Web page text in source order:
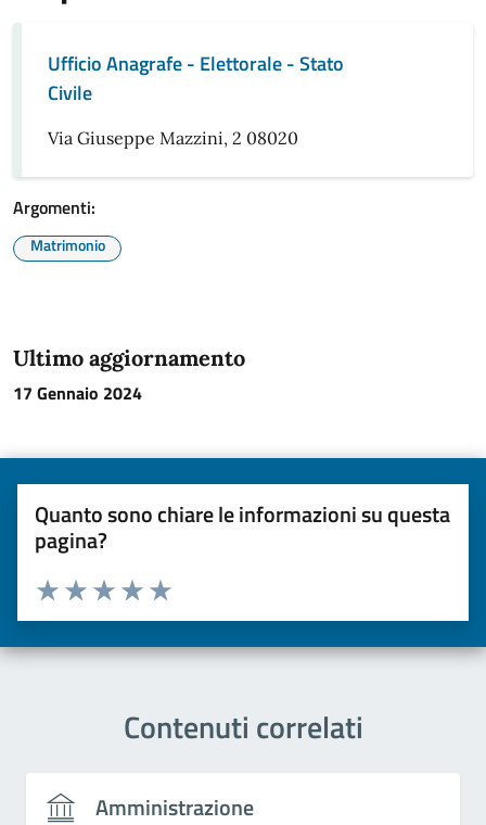
Ufficio Anagrafe - Elettorale - Stato
Civile
Via Giuseppe Mazzini, 2 08020
Argomenti:
Matrimonio
Ultimo aggiornamento
17 Gennaio 2024
Quanto sono chiare le informazioni su questa
pagina?
Valuta da 1 a 5 stelle la pagina
Valuta 5 stelle su 5
Valuta 4 stelle su 5
Valuta 3 stelle su 5
Valuta 2 stelle su 5
Valuta una stella su 5
Contenuti correlati
Amministrazione